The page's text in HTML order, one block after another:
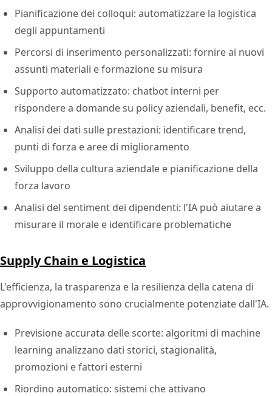
Pianificazione dei colloqui: automatizzare la logistica
degli appuntamenti
Percorsi di inserimento personalizzati: fornire ai nuovi
assunti materiali e formazione su misura
Supporto automatizzato: chatbot interni per
rispondere a domande su policy aziendali, benefit, ecc.
Analisi dei dati sulle prestazioni: identificare trend,
punti di forza e aree di miglioramento
Sviluppo della cultura aziendale e pianificazione della
forza lavoro
Analisi del sentiment dei dipendenti: l'IA può aiutare a
misurare il morale e identificare problematiche
Supply Chain e Logistica
L'efficienza, la trasparenza e la resilienza della catena di
approvvigionamento sono crucialmente potenziate dall'IA.
Previsione accurata delle scorte: algoritmi di machine
learning analizzano dati storici, stagionalità,
promozioni e fattori esterni
Riordino automatico: sistemi che attivano